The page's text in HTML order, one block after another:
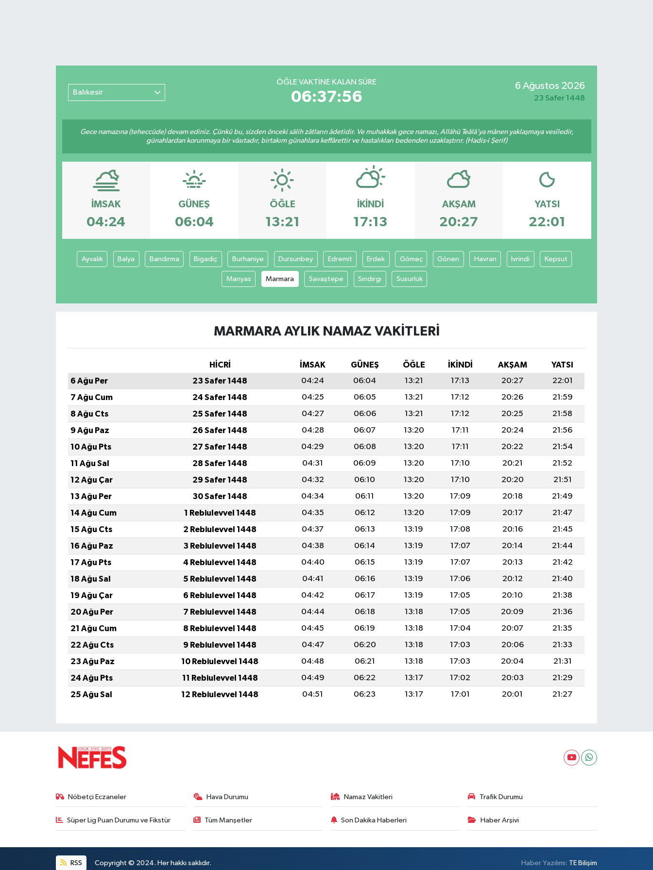
Balıkesir
ÖĞLE VAKTİNE KALAN SÜRE
06:37:56
6 Ağustos 2026
23 Safer 1448
Gece namazına (teheccüde) devam ediniz. Çünkü bu, sizden önceki sâlih zâtların âdetidir. Ve muhakkak gece namazı, Allâhü Teâlâ’ya mânen yaklaşmaya vesîledir,
günahlardan korunmaya bir vâsıtadır, birtakım günahlara keffârettir ve hastalıkları bedenden uzaklaştırır. (Hadis-i Şerif)
İMSAK
04:24
GÜNEŞ
06:04
ÖĞLE
13:21
İKINDI
17:13
AKŞAM
20:27
YATSI
22:01
Ayvalık Balya Bandırma Bigadiç Burhaniye Dursunbey Edremit Erdek Gömeç Gönen Havran İvrindi Kepsut
Manyas Marmara Savaştepe Sındırgı Susurluk
MARMARA AYLIK NAMAZ VAKITLERI
HİCRİ İMSAK GÜNEŞ ÖĞLE İKINDI AKŞAM
YATSI
6 Ağu Per
23 Safer 1448 04:24 06:04 13:21 17:13 20:27
22:01
7 Ağu Cum
24 Safer 1448 04:25 06:05 13:21 17:12 20:26
21:59
8 Ağu Cts
25 Safer 1448 04:27 06:06 13:21 17:12 20:25
21:58
9 Ağu Paz
26 Safer 1448 04:28 06:07 13:20 17:11 20:24
21:56
10 Ağu Pts
27 Safer 1448 04:29 06:08 13:20 17:11 20:22
21:54
11 Ağu Sal
28 Safer 1448 04:31 06:09 13:20 17:10 20:21
21:52
12 Ağu Çar
29 Safer 1448 04:32 06:10 13:20 17:10 20:20
21:51
13 Ağu Per
30 Safer 1448 04:34 06:11 13:20 17:09 20:18
21:49
14 Ağu Cum
1 Rebiulevvel 1448 04:35 06:12 13:20 17:09 20:17
21:47
15 Ağu Cts
2 Rebiulevvel 1448 04:37 06:13 13:19 17:08 20:16
21:45
16 Ağu Paz
3 Rebiulevvel 1448 04:38 06:14 13:19 17:07 20:14
21:44
17 Ağu Pts
4 Rebiulevvel 1448 04:40 06:15 13:19 17:07 20:13
21:42
18 Ağu Sal
5 Rebiulevvel 1448 04:41 06:16 13:19 17:06 20:12
21:40
19 Ağu Çar
6 Rebiulevvel 1448 04:42 06:17 13:19 17:05 20:10
21:38
20 Ağu Per
7 Rebiulevvel 1448 04:44 06:18 13:18 17:05 20:09
21:36
21 Ağu Cum
8 Rebiulevvel 1448 04:45 06:19 13:18 17:04 20:07
21:35
22 Ağu Cts
9 Rebiulevvel 1448 04:47 06:20 13:18 17:03 20:06
21:33
23 Ağu Paz
10 Rebiulevvel 1448 04:48 06:21 13:18 17:03 20:04
21:31
24 Ağu Pts
11 Rebiulevvel 1448 04:49 06:22 13:17 17:02 20:03
21:29
25 Ağu Sal
12 Rebiulevvel 1448 04:51 06:23 13:17 17:01 20:01 21:27
Nöbetçi Eczaneler Hava Durumu Namaz Vakitleri Trafik Durumu
Süper Lig Puan Durumu ve Fikstür Tüm Manşetler Son Dakika Haberleri Haber Arşivi
RSS Copyright © 2024. Her hakkı saklıdır. Haber Yazılımı: TE Bilişim